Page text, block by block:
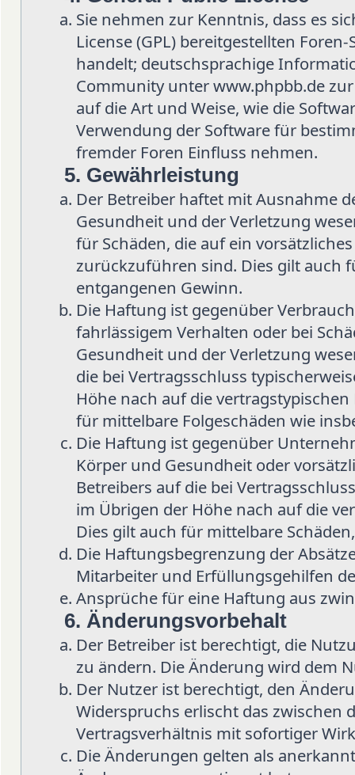
Sie nehmen zur Kenntnis, dass es
License (GPL) bereitgestellten
handelt; deutschsprachige
Community unter www.phpbb.de
auf die Art und Weise, wie die
Verwendung der Software für
fremder Foren Einfluss nehmen.
5. Gewährleistung
Der Betreiber haftet mit Ausnahme
Gesundheit und der Verletzung
für Schäden, die auf ein
zurückzuführen sind. Dies gilt auch
entgangenen Gewinn.
Die Haftung ist gegenüber
fahrlässigem Verhalten oder bei
Gesundheit und der Verletzung
die bei Vertragsschluss
Höhe nach auf die
für mittelbare Folgeschäden wie
Die Haftung ist gegenüber
Körper und Gesundheit oder
Betreibers auf die bei
im Übrigen der Höhe nach auf die
Dies gilt auch für mittelbare
Die Haftungsbegrenzung der
Mitarbeiter und Erfüllungsgehilfen
Ansprüche für eine Haftung aus
6. Änderungsvorbehalt
Der Betreiber ist berechtigt, die
zu ändern. Die Änderung wird dem
Der Nutzer ist berechtigt, den
Widerspruchs erlischt das zwischen
Vertragsverhältnis mit sofortiger
Die Änderungen gelten als